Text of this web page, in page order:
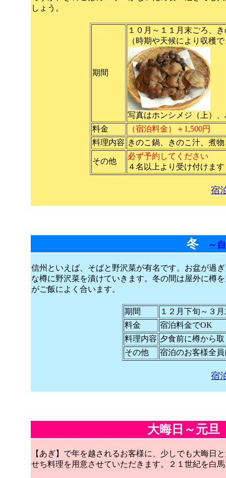
しょう。
期間
１０月～１１月末ごろ、
（時期や天候により収穫
写真はホンシメジ（上）
料金
（宿泊料金）＋1,500円
料理内容 きのこ鍋、きのこ汁、煮
その他
必ず予約してください
４名以上より受け付けます
宿
冬～自
信州といえば、そばと野沢菜が有名です。お盆が過
な樽に野沢菜を漬けていきます。冬の間は屋外に樽
がご飯によく合います。
期間
１２月下旬～３
料金
宿泊料金でOK
料理内容 夕食前に樽から
その他
宿泊のお客様全
宿
大晦日～元旦
【あぎ】で年を越されるお客様に、少しでも大晦日
せち料理を用意させていただきます。２１世紀を白